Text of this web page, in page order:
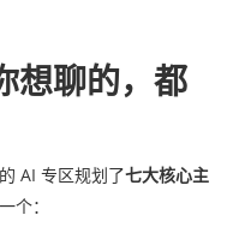
想聊的，都
AI 专区规划了七大核心主
个：